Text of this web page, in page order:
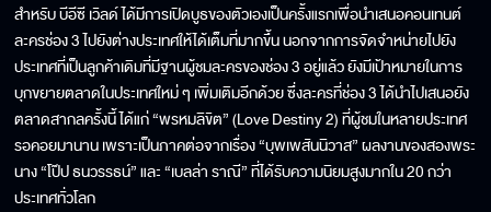
สำหรับ บีอีซี เวิลด์ ได้มีการเปิดบูธของตัวเองเป็นครั้งแรกเพื่อนำเสนอคอนเทนต์
ละครช่อง 3 ไปยังต่างประเทศให้ได้เต็มที่มากขึ้น นอกจากการจัดจำหน่ายไปยัง
ประเทศที่เป็นลูกค้าเดิมที่มีฐานผู้ชมละครของช่อง 3 อยู่แล้ว ยังมีเป้าหมายในการ
บุกขยายตลาดในประเทศใหม่ ๆ เพิ่มเติมอีกด้วย ซึ่งละครที่ช่อง 3 ได้นำไปเสนอยัง
ตลาดสากลครั้งนี้ ได้แก่ “พรหมลิขิต” (Love Destiny 2) ที่ผู้ชมในหลายประเทศ
รอคอยมานาน เพราะเป็นภาคต่อจากเรื่อง “บุพเพสันนิวาส” ผลงานของสองพระ
นาง “โป๊ป ธนวรรธน์” และ “เบลล่า ราณี” ที่ได้รับความนิยมสูงมากใน 20 กว่า
ประเทศทั่วโลก